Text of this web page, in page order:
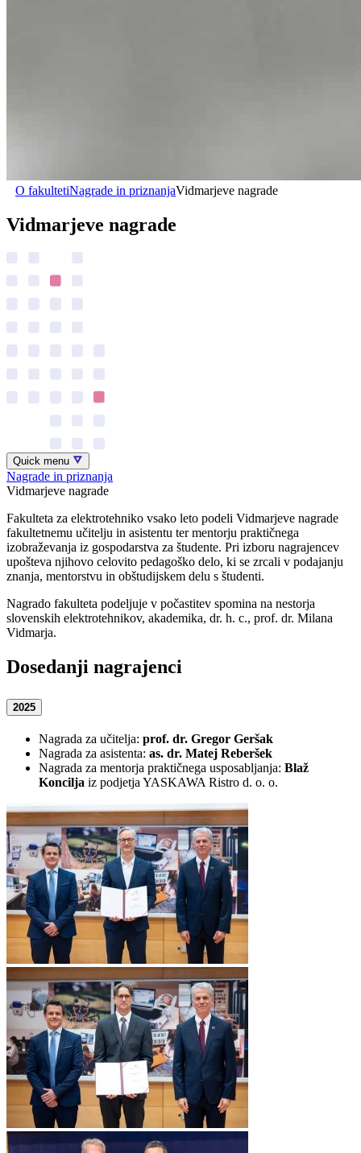
O fakultetiNagrade in priznanjaVidmarjeve nagrade
Vidmarjeve nagrade
Quick menu
Nagrade in priznanja
Vidmarjeve nagrade
Fakulteta za elektrotehniko vsako leto podeli Vidmarjeve nagrade
fakultetnemu učitelju in asistentu ter mentorju praktičnega
izobraževanja iz gospodarstva za študente. Pri izboru nagrajencev
upošteva njihovo celovito pedagoško delo, ki se zrcali v podajanju
znanja, mentorstvu in obštudijskem delu s študenti.
Nagrado fakulteta podeljuje v počastitev spomina na nestorja
slovenskih elektrotehnikov, akademika, dr. h. c., prof. dr. Milana
Vidmarja.
Dosedanji nagrajenci
2025
Nagrada za učitelja: prof. dr. Gregor Geršak
Nagrada za asistenta: as. dr. Matej Reberšek
Nagrada za mentorja praktičnega usposabljanja: Blaž
Koncilja iz podjetja YASKAWA Ristro d. o. o.